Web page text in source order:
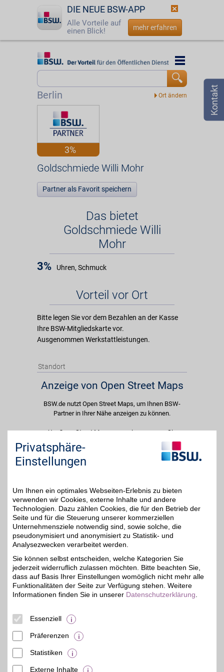
DIE NEUE BSW-APP
Alle Vorteile auf
einen Blick!
mehr erfahren
Startseite
0800 - 279 25 82
Berlin
Startseite
Goldschmiede Willi Mohr
3%
Goldschmiede Willi Mohr
Partner als Favorit speichern
Das bietet
Goldschmiede Willi
Mohr
3% Uhren, Schmuck
Vorteil vor Ort
Bitte legen Sie vor dem Bezahlen an der Kasse
Ihre BSW-Mitgliedskarte vor.
Ausgenommen Werkstattleistungen.
Standort
Anzeige von Open Street Maps
BSW.de nutzt Open Street Maps, um Ihnen BSW-
Partner in Ihrer Nähe anzeigen zu können.
Um Open Street Maps anzuzeigen passen Sie
bitte Ihre Cookie-Einstellungen an und erlauben
Sie "Externe Inhalte". Diese Auswahl können Sie
jederzeit über die Cookie-Einstellungen im
unteren Seitenbereich ändern.
Einstellungen anpassen
Adresse
Unterm Markt 12
07743 Jena
Privatsphäre-
Einstellungen
Um Ihnen ein optimales Webseiten-Erlebnis zu bieten
verwenden wir Cookies, externe Inhalte und andere
Technologien. Dazu zählen Cookies, die für den Betrieb der
Seite und für die Steuerung unserer kommerziellen
Unternehmensziele notwendig sind, sowie solche, die
pseudonymisiert und anonymisiert zu Statistik- und
Analysezwecken verarbeitet werden.
Sie können selbst entscheiden, welche Kategorien Sie
jederzeit widerruflich zulassen möchten. Bitte beachten Sie,
dass auf Basis Ihrer Einstellungen womöglich nicht mehr alle
Funktionalitäten der Seite zur Verfügung stehen. Weitere
Informationen finden Sie in unserer Datenschutzerklärung
Essenziell
Präferenzen
Statistiken
Externe Inhalte